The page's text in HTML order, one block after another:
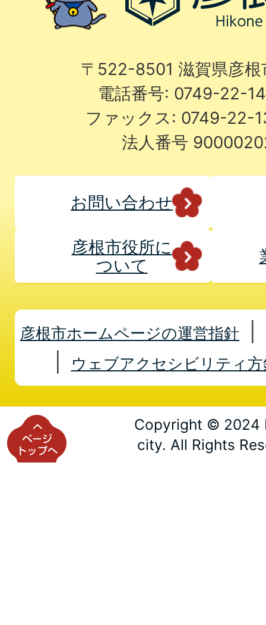
〒522-8501 滋賀県彦
電話番号: 0749-22-
ファックス: 0749-22-
法人番号
お問い合わせ
彦根市役所に
ついて
彦根市ホームページの運営指針
ウェブアクセシビリティ方
Copyright © 2024
city. All Rights